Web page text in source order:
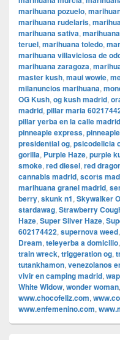
marihuana pozuelo,
marihuana rudelaris,
marihuana sativa,
teruel, marihuana toledo,
marihuana villaviciosa de
marihuana zaragoza,
master kush, maui wowie,
milanuncios marihuana,
OG Kush, og kush madrid,
madrid, pillar maria
pillar yerba en la calle madrid
pinneaple express,
presidential og, psicodelicia
gorilla, Purple Haze, purple
smoke, red diesel, red
cannabis madrid, scorts
marihuana granel madrid,
berry, skunk n1, Skywalker
stardawag, Strawberry
Haze, Super Silver Haze,
602174422, supernova weed,
Dream, teleyerba a domicilio,
train wreck, triggeration og,
tutankhamon, venezolanos
vivir en camping madrid,
White Widow, wonder woman,
www.chocofeliz.com,
www.enfemenino.com,